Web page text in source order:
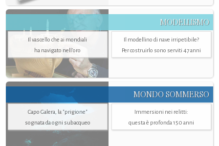
MODELLISMO
Il vascello che ai mondiali
ha navigato nell’oro
Il modellino di nave irripetibile?
Per costruirlo sono serviti 47 anni
MONDO SOMMERSO
Capo Galera, la "prigione"
sognata da ogni subacqueo
Immersioni nei relitti:
questa è profonda 150 anni